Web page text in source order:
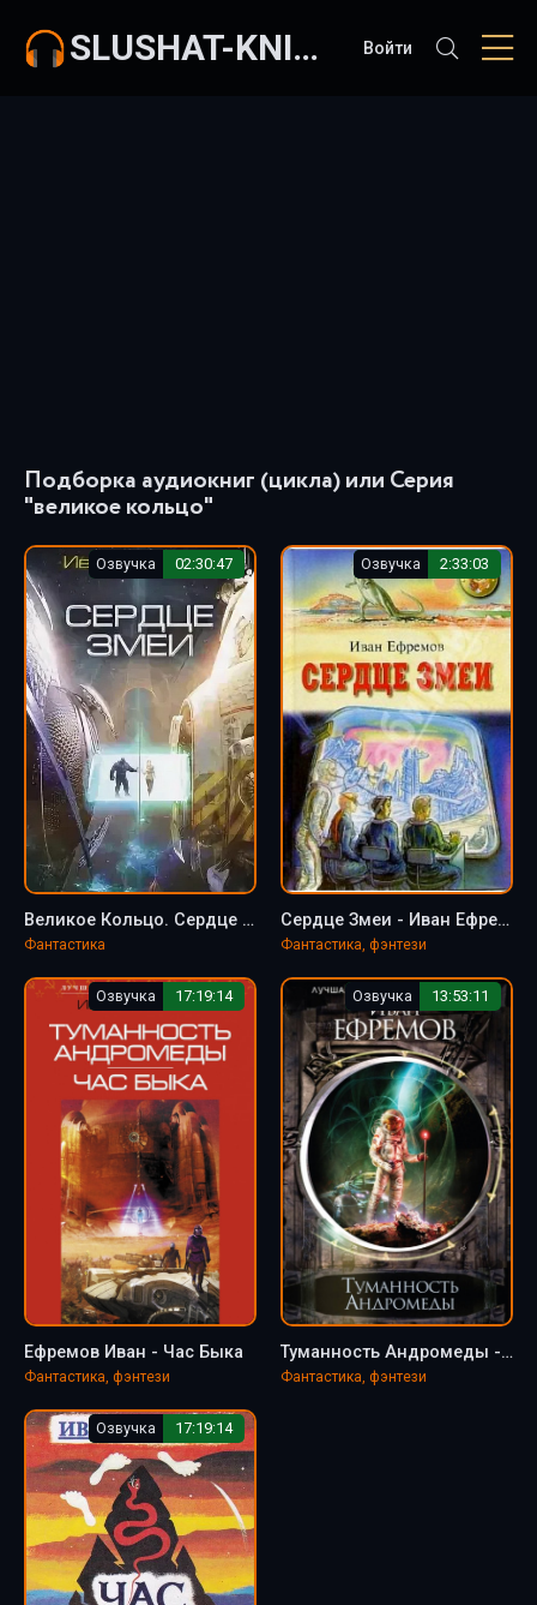
SLUSHAT-KNIGI.COM Войти
Подборка аудиокниг (цикла) или Серия
"великое кольцо"
Озвучка 02:30:47
Великое Кольцо. Сердце змеи - Иван Ефремов (2)
Фантастика
Озвучка 2:33:03
Сердце Змеи - Иван Ефремов
Фантастика, фэнтези
Озвучка 17:19:14
Ефремов Иван - Час Быка
Фантастика, фэнтези
Озвучка 13:53:11
Туманность Андромеды - Иван Ефремов
Фантастика, фэнтези
Озвучка 17:19:14